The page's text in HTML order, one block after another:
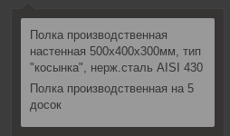
Полка производственная
настенная 500х400х300мм, тип
"косынка", нерж.сталь AISI 430
Полка производственная на 5
досок